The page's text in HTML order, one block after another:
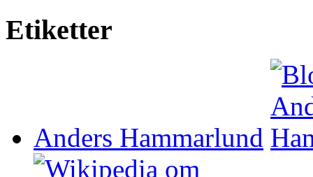
Etiketter
Anders Hammarlund